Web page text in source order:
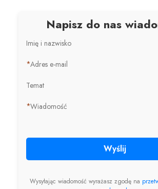
Napisz do nas
Imię i nazwisko
*Adres e-mail
Temat
*Wiadomość
Wyślij
Wysyłając wiadomość wyrażasz zgodę na